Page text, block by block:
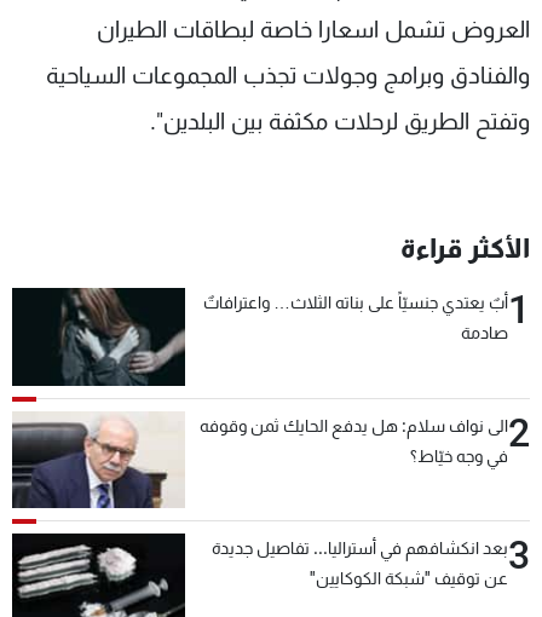
العروض تشمل اسعارا خاصة لبطاقات الطيران
والفنادق وبرامج وجولات تجذب المجموعات السياحية
وتفتح الطريق لرحلات مكثفة بين البلدين".
الأكثر قراءة
1أبٌ يعتدي جنسيّاً على بناته الثلاث… واعترافاتٌ
صادمة
2الى نواف سلام: هل يدفع الحايك ثمن وقوفه
في وجه خيّاط؟
3بعد انكشافهم في أستراليا... تفاصيل جديدة
عن توقيف "شبكة الكوكايين"